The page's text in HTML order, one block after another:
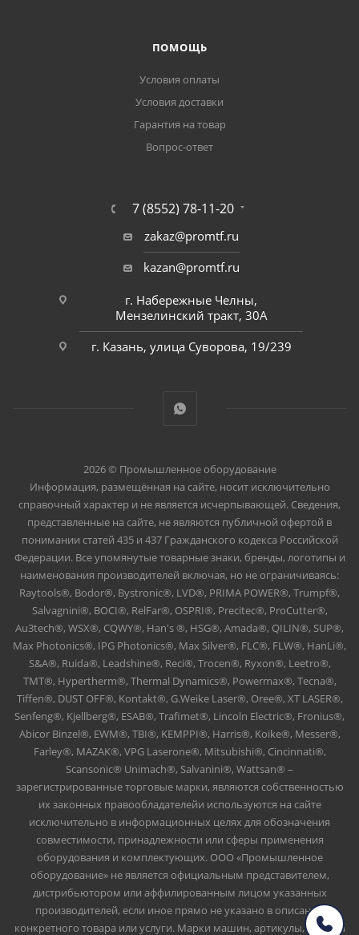
ПОМОЩЬ
Условия оплаты
Условия доставки
Гарантия на товар
Вопрос-ответ
7 (8552) 78-11-20
zakaz@promtf.ru
kazan@promtf.ru
г. Набережные Челны,
Мензелинский тракт, 30А
г. Казань, улица Суворова, 19/239
2026 © Промышленное оборудование
Информация, размещённая на сайте, носит исключительно
справочный характер и не является исчерпывающей. Сведения,
представленные на сайте, не являются публичной офертой в
понимании статей 435 и 437 Гражданского кодекса Российской
Федерации. Все упомянутые товарные знаки, бренды, логотипы и
наименования производителей включая, но не ограничиваясь:
Raytools®, Bodor®, Bystronic®, LVD®, PRIMA POWER®, Trumpf®,
Salvagnini®, BOCI®, RelFar®, OSPRI®, Precitec®, ProCutter®,
Au3tech®, WSX®, CQWY®, Han's ®, HSG®, Amada®, QILIN®, SUP®,
Max Photonics®, IPG Photonics®, Max Silver®, FLC®, FLW®, HanLi®,
S&A®, Ruida®, Leadshine®, Reci®, Trocen®, Ryxon®, Leetro®,
TMT®, Hypertherm®, Thermal Dynamics®, Powermax®, Tecna®,
Tiffen®, DUST OFF®, Kontakt®, G.Weike Laser®, Oree®, XT LASER®,
Senfeng®, Kjellberg®, ESAB®, Trafimet®, Lincoln Electric®, Fronius®,
Abicor Binzel®, EWM®, TBI®, KEMPPI®, Harris®, Koike®, Messer®,
Farley®, MAZAK®, VPG Laserone®, Mitsubishi®, Cincinnati®,
Scansonic® Unimach®, Salvanini®, Wattsan® –
зарегистрированные торговые марки, являются собственностью
их законных правообладателейи используются на сайте
исключительно в информационных целях для обозначения
совместимости, принадлежности или сферы применения
оборудования и комплектующих. ООО «Промышленное
оборудование» не является официальным представителем,
дистрибьютором или аффилированным лицом указанных
производителей, если иное прямо не указано в описании
конкретного товара или услуги. Марки машин, артикулы, номера